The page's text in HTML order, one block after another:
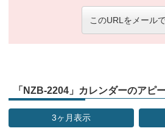
このURLをメール
「NZB-2204」カレンダーのアピ
3ヶ月表示